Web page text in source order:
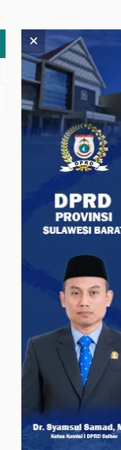
Lifestyle
#featured #Polda
×